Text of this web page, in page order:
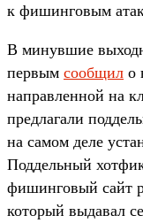
к фишинговым
В минувшие
первым сообщил о
направленной на
предлагали
на самом деле
Поддельный
фишинговый сайт
который выдавал